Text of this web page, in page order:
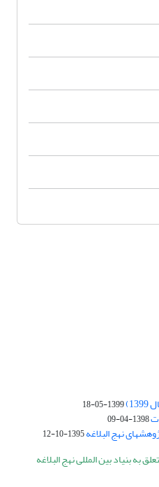
1399-05-18
1398-04-09
نهج البلاغه1395-10-12
به بنیاد بین المللی نهج البلاغه